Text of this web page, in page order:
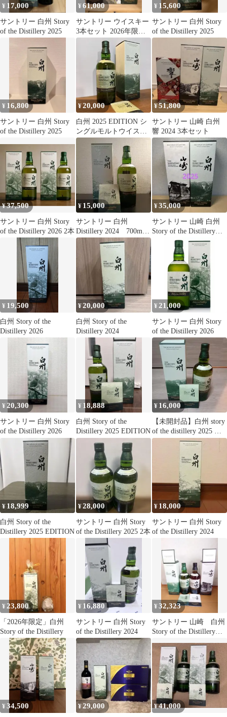
¥ 17,000
サントリー 白州 Story
of the Distillery 2025
¥61,000
サントリー ウイスキー
3本セット 2026年限定
品
¥ 15,600
サントリー 白州 Story
of the Distillery 2025
¥ 16,800
サントリー 白州 Story
of the Distillery 2025
¥20,000
白州 2025 EDITION シ
ングルモルトウイスキ
ー
¥51,800
サントリー 山崎 白州
響 2024 3本セット
¥37,500
サントリー 白州 Story
of the Distillery 2026 2本
¥ 15,000
サントリー 白州
Distillery 2024 700ml
未開封 箱あり
¥35,000
サントリー 山崎 白州
Story of the Distillery
¥ 19,500
白州 Story of the
Distillery 2026
¥20,000
白州 Story of the
Distillery 2024
¥ 21,000
サントリー 白州 Story
of the Distillery 2026
¥20,300
サントリー 白州 Story
of the Distillery 2026
¥ 18,888
白州 Story of the
Distillery 2025 EDITION
¥ 16,000
【未開封品】白州 story
of the distillery 2025 箱
付
¥ 18,999
白州 Story of the
Distillery 2025 EDITION
¥28,000
サントリー 白州 Story
of the Distillery 2025 2本
¥ 18,000
サントリー 白州 Story
of the Distillery 2024
¥ 23,800
「2026年限定」白州
Story of the Distillery
¥ 16,880
サントリー 白州 Story
of the Distillery 2024
¥32,323
サントリー 山崎 白州
Story of the Distillery
¥34,500 ¥29,000 ¥41,000